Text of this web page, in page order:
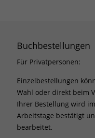
Buchbestellungen
Für Privatpersonen:
Einzelbestellungen
Wahl oder direkt beim
Ihrer Bestellung wird
Arbeitstage bestätigt
bearbeitet.